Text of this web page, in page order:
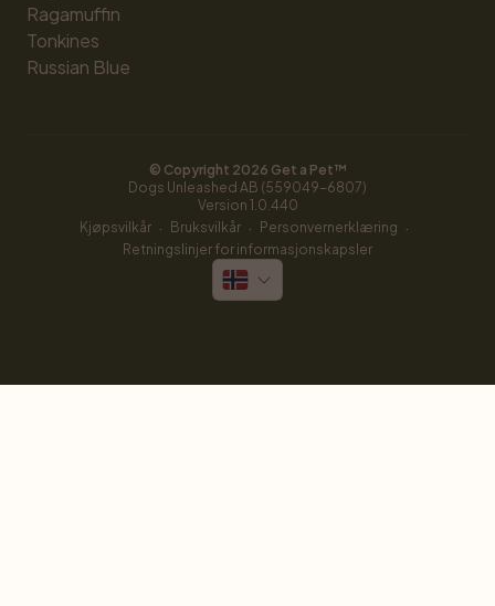
Ragamuffin
Tonkines
Russian Blue
© Copyright 2026 Get a Pet™
Dogs Unleashed AB (559049-6807)
Version 1.0.440
Kjøpsvilkår · Bruksvilkår · Personvernerklæring ·
Retningslinjer for informasjonskapsler